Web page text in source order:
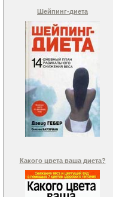
Шейпинг-диета
Какого цвета ваша диета?